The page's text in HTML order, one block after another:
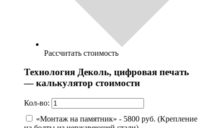
Рассчитать стоимость
Технология Деколь, цифровая печать
— калькулятор стоимости
Кол-во:
«Монтаж на памятник» - 5800 руб. (Крепление